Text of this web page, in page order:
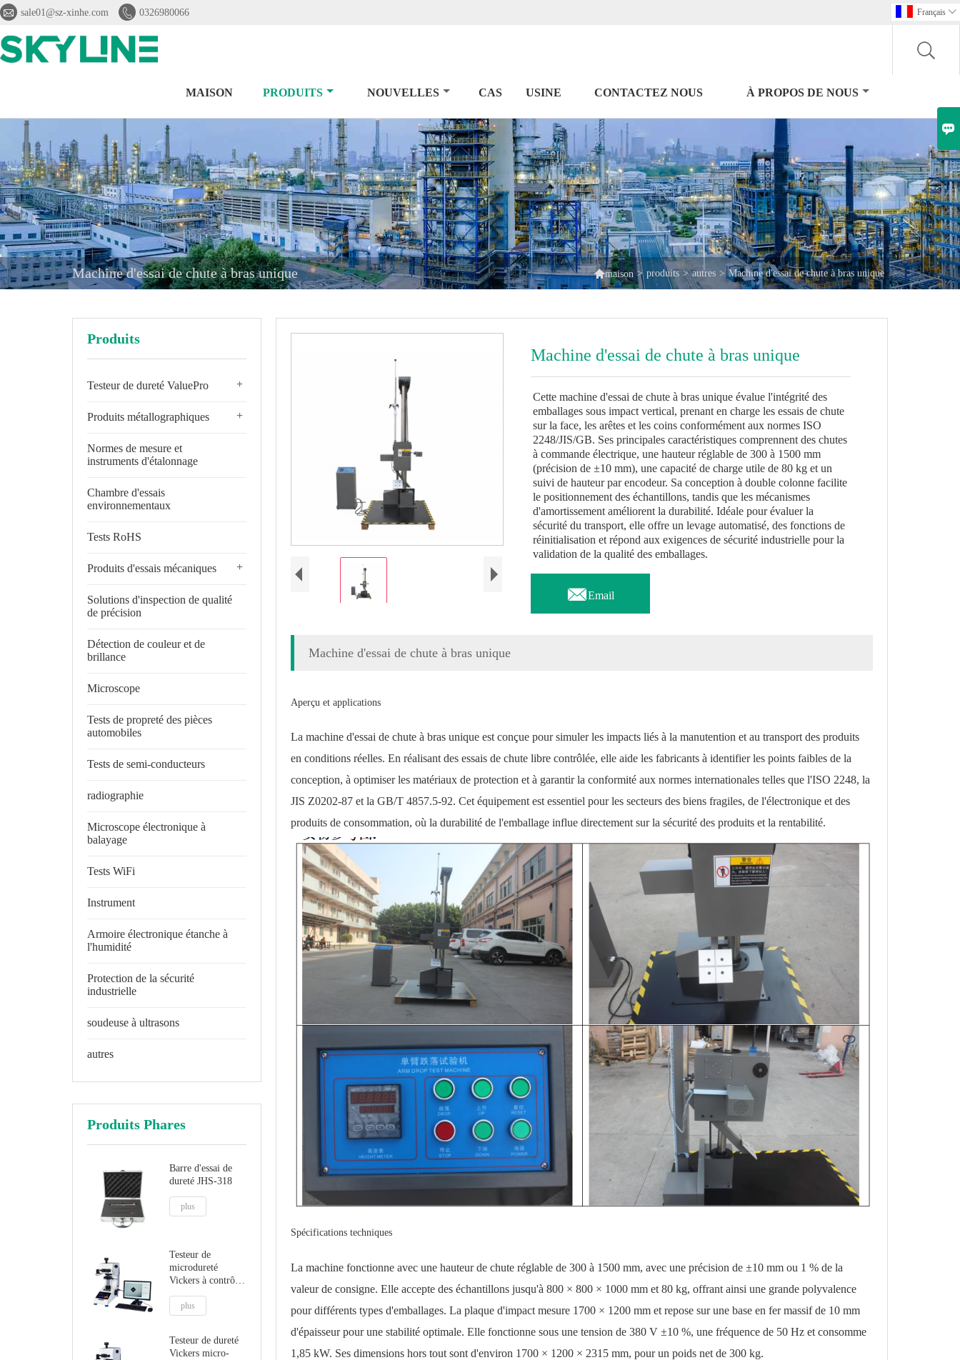
 sale01@sz-xinhe.com  0326980066 Français 
MAISON PRODUITS NOUVELLES CAS USINE CONTACTEZ NOUS À PROPOS DE NOUS
Machine d'essai de chute à bras unique maison > produits > autres > Machine d'essai de chute à bras unique
Produits
+
Testeur de dureté ValuePro
+
Produits métallographiques
Normes de mesure et
instruments d'étalonnage
Chambre d'essais
environnementaux
Tests RoHS
+
Produits d'essais mécaniques
Solutions d'inspection de qualité
de précision
Détection de couleur et de
brillance
Microscope
Tests de propreté des pièces
automobiles
Tests de semi-conducteurs
radiographie
Microscope électronique à
balayage
Tests WiFi
Instrument
Armoire électronique étanche à
l'humidité
Protection de la sécurité
industrielle
soudeuse à ultrasons
autres
Produits Phares
Barre d'essai de
dureté JHS-318
plus
Testeur de
microdureté
Vickers à contrôle
HVST-1000Z
plus
Testeur de dureté
Vickers micro-
Machine d'essai de chute à bras unique
Cette machine d'essai de chute à bras unique évalue l'intégrité des
emballages sous impact vertical, prenant en charge les essais de chute
sur la face, les arêtes et les coins conformément aux normes ISO
2248/JIS/GB. Ses principales caractéristiques comprennent des chutes
à commande électrique, une hauteur réglable de 300 à 1500 mm
(précision de ±10 mm), une capacité de charge utile de 80 kg et un
suivi de hauteur par encodeur. Sa conception à double colonne facilite
le positionnement des échantillons, tandis que les mécanismes
d'amortissement améliorent la durabilité. Idéale pour évaluer la
sécurité du transport, elle offre un levage automatisé, des fonctions de
réinitialisation et répond aux exigences de sécurité industrielle pour la
validation de la qualité des emballages.
Email
Machine d'essai de chute à bras unique
Aperçu et applications
La machine d'essai de chute à bras unique est conçue pour simuler les impacts liés à la manutention et au transport des produits
en conditions réelles. En réalisant des essais de chute libre contrôlée, elle aide les fabricants à identifier les points faibles de la
conception, à optimiser les matériaux de protection et à garantir la conformité aux normes internationales telles que l'ISO 2248, la
JIS Z0202-87 et la GB/T 4857.5-92. Cet équipement est essentiel pour les secteurs des biens fragiles, de l'électronique et des
produits de consommation, où la durabilité de l'emballage influe directement sur la sécurité des produits et la rentabilité.
Spécifications techniques
La machine fonctionne avec une hauteur de chute réglable de 300 à 1500 mm, avec une précision de ±10 mm ou 1 % de la
valeur de consigne. Elle accepte des échantillons jusqu'à 800 × 800 × 1000 mm et 80 kg, offrant ainsi une grande polyvalence
pour différents types d'emballages. La plaque d'impact mesure 1700 × 1200 mm et repose sur une base en fer massif de 10 mm
d'épaisseur pour une stabilité optimale. Elle fonctionne sous une tension de 380 V ±10 %, une fréquence de 50 Hz et consomme
1,85 kW. Ses dimensions hors tout sont d'environ 1700 × 1200 × 2315 mm, pour un poids net de 300 kg.
